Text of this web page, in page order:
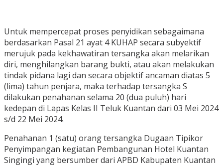
Untuk mempercepat proses penyidikan sebagaimana
berdasarkan Pasal 21 ayat 4 KUHAP secara subyektif
merujuk pada kekhawatiran tersangka akan melarikan
diri, menghilangkan barang bukti, atau akan melakukan
tindak pidana lagi dan secara objektif ancaman diatas 5
(lima) tahun penjara, maka terhadap tersangka S
dilakukan penahanan selama 20 (dua puluh) hari
kedepan di Lapas Kelas II Teluk Kuantan dari 03 Mei 2024
s/d 22 Mei 2024.
Penahanan 1 (satu) orang tersangka Dugaan Tipikor
Penyimpangan kegiatan Pembangunan Hotel Kuantan
Singingi yang bersumber dari APBD Kabupaten Kuantan